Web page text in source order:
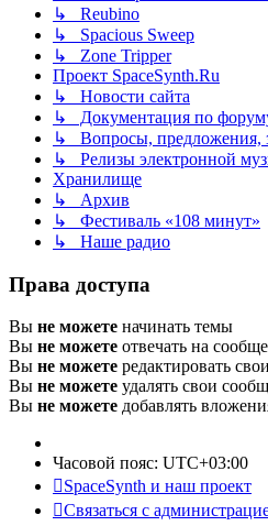
↳ Reubino
↳ Spacious Sweep
↳ Zone Tripper
Проект SpaceSynth.Ru
↳ Новости сайта
↳ Документация по
↳ Вопросы, предложения,
↳ Релизы электронной
Хранилище
↳ Архив
↳ Фестиваль «108 минут»
↳ Наше радио
Права доступа
Вы не можете начинать темы
Вы не можете отвечать на
Вы не можете редактировать
Вы не можете удалять свои
Вы не можете добавлять
Часовой пояс: UTC+03:00
SpaceSynth и наш проект
Связаться с